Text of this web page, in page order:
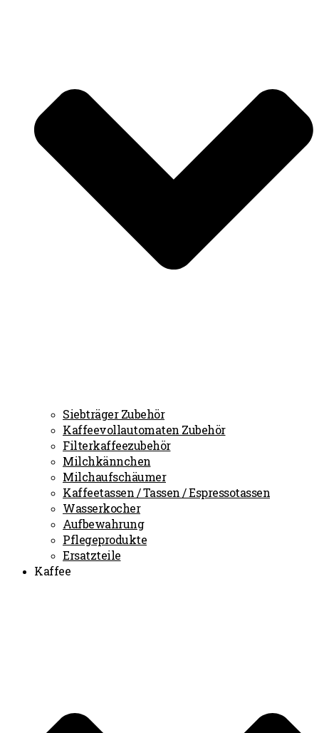
Siebträger Zubehör
Kaffeevollautomaten Zubehör
Filterkaffeezubehör
Milchkännchen
Milchaufschäumer
Kaffeetassen / Tassen / Espressotassen
Wasserkocher
Aufbewahrung
Pflegeprodukte
Ersatzteile
Kaffee